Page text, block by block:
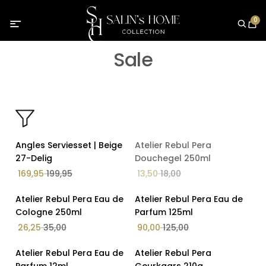
0
Sale
Van - Tot
Op voorraad
Aanbieding
Productcategorieën
Overig
Op Voorraad
15% Korting
Angles Serviesset | Beige
27-Delig
169,95199,95
Atelier Rebul Pera
Douchegel 250ml
13,5018,00
Op Voorraad
Atelier Rebul Pera Eau de
Cologne 250ml
26,2535,00
Op Voorraad
Atelier Rebul Pera Eau de
Parfum 125ml
90,00125,00
Op Voorraad
Atelier Rebul Pera Eau de
Op Voorraad
Atelier Rebul Pera